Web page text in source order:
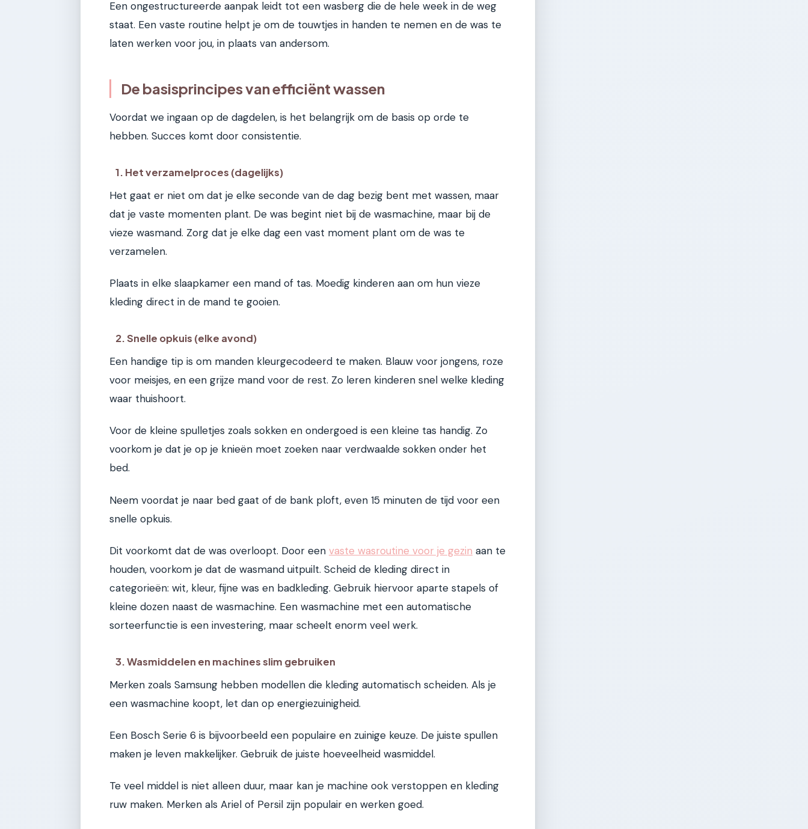
Een ongestructureerde aanpak leidt tot een wasberg die de hele week in de weg
staat. Een vaste routine helpt je om de touwtjes in handen te nemen en de was te
laten werken voor jou, in plaats van andersom.
De basisprincipes van efficiënt wassen
Voordat we ingaan op de dagdelen, is het belangrijk om de basis op orde te
hebben. Succes komt door consistentie.
1. Het verzamelproces (dagelijks)
Het gaat er niet om dat je elke seconde van de dag bezig bent met wassen, maar
dat je vaste momenten plant. De was begint niet bij de wasmachine, maar bij de
vieze wasmand. Zorg dat je elke dag een vast moment plant om de was te
verzamelen.
Plaats in elke slaapkamer een mand of tas. Moedig kinderen aan om hun vieze
kleding direct in de mand te gooien.
2. Snelle opkuis (elke avond)
Een handige tip is om manden kleurgecodeerd te maken. Blauw voor jongens, roze
voor meisjes, en een grijze mand voor de rest. Zo leren kinderen snel welke kleding
waar thuishoort.
Voor de kleine spulletjes zoals sokken en ondergoed is een kleine tas handig. Zo
voorkom je dat je op je knieën moet zoeken naar verdwaalde sokken onder het
bed.
Neem voordat je naar bed gaat of de bank ploft, even 15 minuten de tijd voor een
snelle opkuis.
Dit voorkomt dat de was overloopt. Door een vaste wasroutine voor je gezin aan te
houden, voorkom je dat de wasmand uitpuilt. Scheid de kleding direct in
categorieën: wit, kleur, fijne was en badkleding. Gebruik hiervoor aparte stapels of
kleine dozen naast de wasmachine. Een wasmachine met een automatische
sorteerfunctie is een investering, maar scheelt enorm veel werk.
3. Wasmiddelen en machines slim gebruiken
Merken zoals Samsung hebben modellen die kleding automatisch scheiden. Als je
een wasmachine koopt, let dan op energiezuinigheid.
Een Bosch Serie 6 is bijvoorbeeld een populaire en zuinige keuze. De juiste spullen
maken je leven makkelijker. Gebruik de juiste hoeveelheid wasmiddel.
Te veel middel is niet alleen duur, maar kan je machine ook verstoppen en kleding
ruw maken. Merken als Ariel of Persil zijn populair en werken goed.